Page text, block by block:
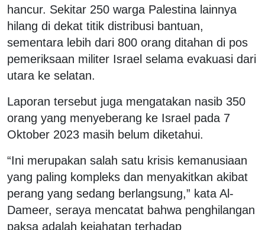
hancur. Sekitar 250 warga Palestina lainnya
hilang di dekat titik distribusi bantuan,
sementara lebih dari 800 orang ditahan di pos
pemeriksaan militer Israel selama evakuasi dari
utara ke selatan.
Laporan tersebut juga mengatakan nasib 350
orang yang menyeberang ke Israel pada 7
Oktober 2023 masih belum diketahui.
“Ini merupakan salah satu krisis kemanusiaan
yang paling kompleks dan menyakitkan akibat
perang yang sedang berlangsung,” kata Al-
Dameer, seraya mencatat bahwa penghilangan
paksa adalah kejahatan terhadap